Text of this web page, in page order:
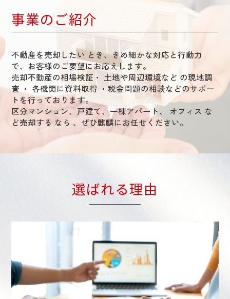
事業のご紹介
不動産を売却したい とき、きめ細かな対応と行動力
で、お客様のご要望にお応えします。
売却不動産の相場検証・ 土地や周辺環境など の現地調
査 ・ 各機関に資料取得 ・税金問題の相談などのサポー
トを行っております。
区分マンション、戸建て、一棟アパート、 オフィス な
ど売却する なら 、ぜひ麒麟にお任せください。
選ばれる理由